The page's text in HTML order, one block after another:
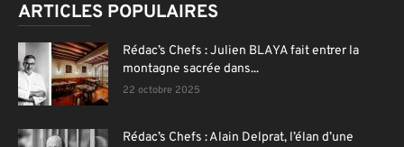
ARTICLES POPULAIRES
Rédac’s Chefs : Julien BLAYA fait entrer la
montagne sacrée dans...
22 octobre 2025
Rédac’s Chefs : Alain Delprat, l’élan d’une